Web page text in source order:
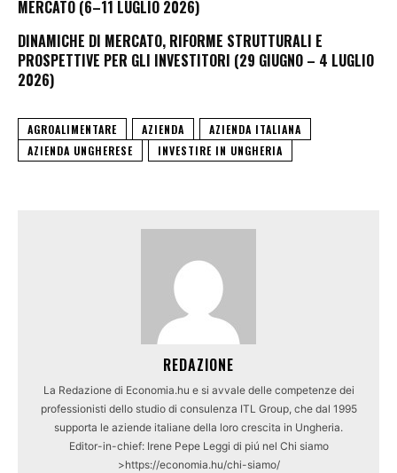
MERCATO (6–11 LUGLIO 2026)
DINAMICHE DI MERCATO, RIFORME STRUTTURALI E
PROSPETTIVE PER GLI INVESTITORI (29 GIUGNO – 4 LUGLIO
2026)
AGROALIMENTARE AZIENDA
AZIENDA ITALIANA
AZIENDA UNGHERESE
INVESTIRE IN UNGHERIA
REDAZIONE
La Redazione di Economia.hu e si avvale delle competenze dei
professionisti dello studio di consulenza ITL Group, che dal 1995
supporta le aziende italiane della loro crescita in Ungheria.
Editor-in-chief: Irene Pepe Leggi di piú nel Chi siamo
>https://economia.hu/chi-siamo/